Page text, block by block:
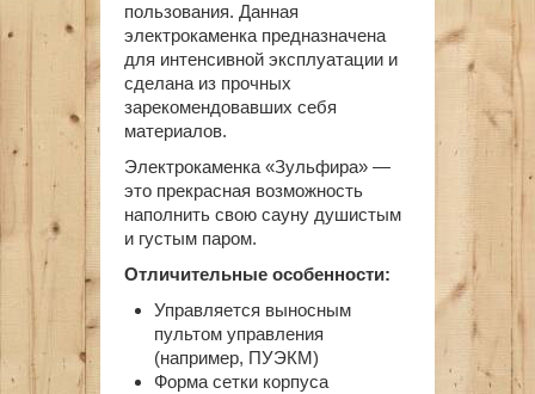
пользования. Данная
электрокаменка предназначена
для интенсивной эксплуатации и
сделана из прочных
зарекомендовавших себя
материалов.
Электрокаменка «Зульфира» —
это прекрасная возможность
наполнить свою сауну душистым
и густым паром.
Отличительные особенности:
Управляется выносным
пультом управления
(например, ПУЭКМ)
Форма сетки корпуса